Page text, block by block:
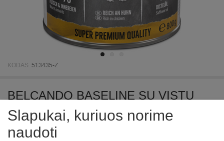
KODAS: 513435-Z
BELCANDO BASELINE SU VISTU
800GR - ŠUNIŲ KONSERVAI BE
GRAUDŲ
Slapukai, kuriuos norime
naudoti